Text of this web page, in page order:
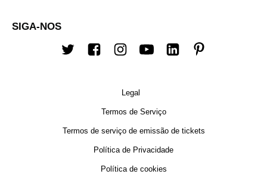
SIGA-NOS
TwitterFacebookInstagram
YoutubeLinkedin
Legal
Termos de Serviço
Termos de serviço de emissão de tickets
Política de Privacidade
Política de cookies